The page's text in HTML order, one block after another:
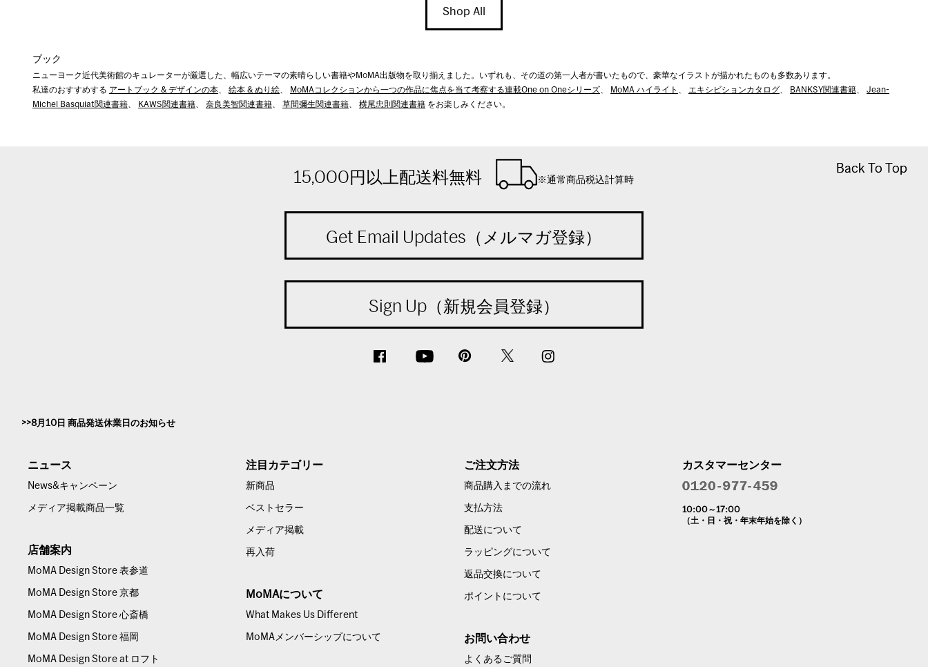
Shop All
ブック
ニューヨーク近代美術館のキュレーターが厳選した、幅広いテーマの素晴らしい書籍やMoMA出版物を取り揃えました。いずれも、その道の第一人者が書いたもので、豪華なイラストが描かれたものも多数あります。
私達のおすすめする アートブック & デザインの本 、絵本 & ぬり絵 MoMAコレクションから一つの作品に焦点を当て考察する連載One on Oneシリーズ MoMA ハイライト エキシビションカタログ BANKSY関連書籍 、Jean-
Michel Basquiat関連書籍
KAWS関連書籍 、奈良美智関連書籍 、草間彌生関連書籍 、横尾忠則関連書籍 をお楽しみください。
Back To Top
Back To Top
15,000円以上配送料無料 ※通常商品税込計算時
Get Email Updates（メルマガ登録）
Sign Up（新規会員登録）
8月10日 商品発送休業日のお知らせ
ニュース
News&キャンペーン
メディア掲載商品一覧
店舗案内
MoMA Design Store 表参道
MoMA Design Store 京都
MoMA Design Store 心斎橋
MoMA Design Store 福岡
MoMA Design Store at ロフト
注目カテゴリー
新商品
ベストセラー
メディア掲載
再入荷
MoMAについて
What Makes Us Different
MoMAメンバーシップについて
ご注文方法
商品購入までの流れ
支払方法
配送について
ラッピングについて
返品交換について
ポイントについて
お問い合わせ
よくあるご質問
カスタマーセンター
10:00～17:00
（土・日・祝・年末年始を除く）